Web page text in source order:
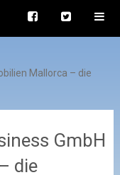
Mallorca – die
GmbH
die